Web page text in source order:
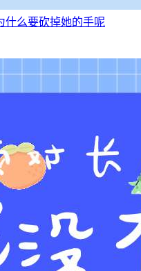
什么要砍掉她的手呢